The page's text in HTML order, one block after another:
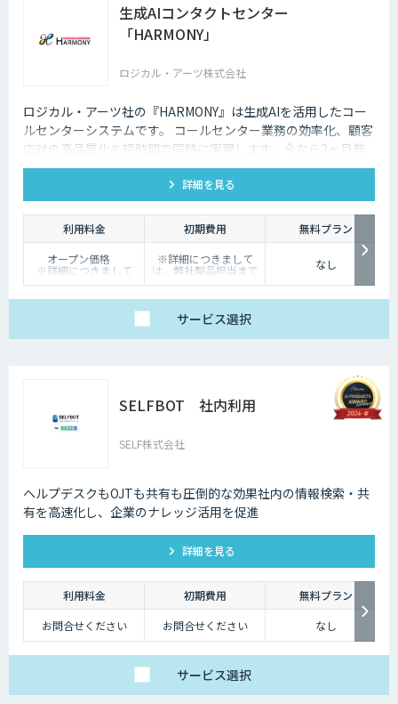
生成AIコンタクトセンター
「HARMONY」
ロジカル・アーツ株式会社
ロジカル・アーツ社の『HARMONY』は生成AIを活用したコー
ルセンターシステムです。 コールセンター業務の効率化、顧客
応対の高品質化を短時間で同時に実現します。今なら2ヶ月無
料でお試し可能
詳細を見る
利用料金 初期費用
無料プラン
オープン価格
※詳細につきまして
は、弊社製品担当まで
※詳細につきまして
は、弊社製品担当まで
お問い合わせくださ
なし
サービス選択
SELFBOT 社内利用
SELF株式会社
ヘルプデスクもOJTも共有も圧倒的な効果社内の情報検索・共
有を高速化し、企業のナレッジ活用を促進
詳細を見る
利用料金 初期費用
無料プラン
お問合せください
お問合せください なし
サービス選択